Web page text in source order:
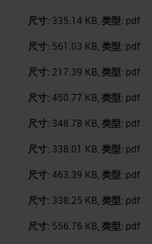
尺寸:335.14 KB, 类型:pdf
尺寸:561.03 KB, 类型:pdf
尺寸:217.39 KB, 类型:pdf
尺寸:450.77 KB, 类型:pdf
尺寸:348.78 KB, 类型:pdf
尺寸:338.01 KB, 类型:pdf
尺寸:463.39 KB, 类型:pdf
尺寸:338.25 KB, 类型:pdf
尺寸:556.76 KB, 类型:pdf